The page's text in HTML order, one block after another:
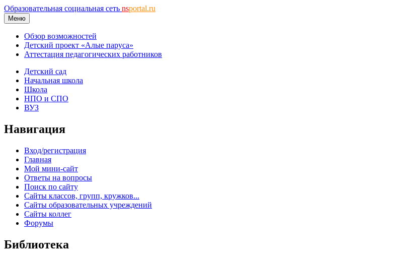
Образовательная социальная сеть nsportal.ru
Меню
Обзор возможностей
Детский проект «Алые паруса»
Аттестация педагогических работников
Детский сад
Начальная школа
Школа
НПО и СПО
ВУЗ
Навигация
Вход/регистрация
Главная
Мой мини-сайт
Ответы на вопросы
Поиск по сайту
Сайты классов, групп, кружков...
Сайты образовательных учреждений
Сайты коллег
Форумы
Библиотека